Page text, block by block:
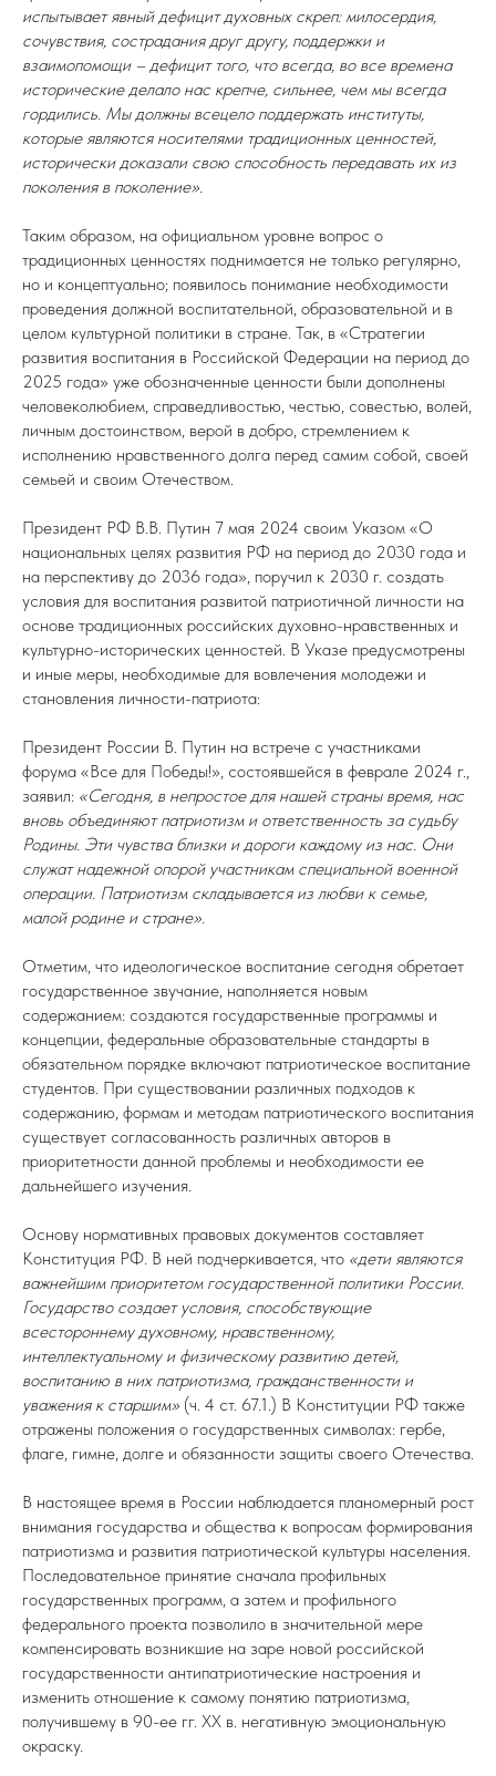
испытывает явный дефицит духовных скреп: милосердия,
сочувствия, сострадания друг другу, поддержки и
взаимопомощи – дефицит того, что всегда, во все времена
исторические делало нас крепче, сильнее, чем мы всегда
гордились. Мы должны всецело поддержать институты,
которые являются носителями традиционных ценностей,
исторически доказали свою способность передавать их из
поколения в поколение».
Таким образом, на официальном уровне вопрос о
традиционных ценностях поднимается не только регулярно,
но и концептуально; появилось понимание необходимости
проведения должной воспитательной, образовательной и в
целом культурной политики в стране. Так, в «Стратегии
развития воспитания в Российской Федерации на период до
2025 года» уже обозначенные ценности были дополнены
человеколюбием, справедливостью, честью, совестью, волей,
личным достоинством, верой в добро, стремлением к
исполнению нравственного долга перед самим собой, своей
семьей и своим Отечеством.
Президент РФ В.В. Путин 7 мая 2024 своим Указом «О
национальных целях развития РФ на период до 2030 года и
на перспективу до 2036 года», поручил к 2030 г. создать
условия для воспитания развитой патриотичной личности на
основе традиционных российских духовно-нравственных и
культурно-исторических ценностей. В Указе предусмотрены
и иные меры, необходимые для вовлечения молодежи и
становления личности-патриота:
Президент России В. Путин на встрече с участниками
форума «Все для Победы!», состоявшейся в феврале 2024 г.,
заявил: «Сегодня, в непростое для нашей страны время, нас
вновь объединяют патриотизм и ответственность за судьбу
Родины. Эти чувства близки и дороги каждому из нас. Они
служат надежной опорой участникам специальной военной
операции. Патриотизм складывается из любви к семье,
малой родине и стране».
Отметим, что идеологическое воспитание сегодня обретает
государственное звучание, наполняется новым
содержанием: создаются государственные программы и
концепции, федеральные образовательные стандарты в
обязательном порядке включают патриотическое воспитание
студентов. При существовании различных подходов к
содержанию, формам и методам патриотического воспитания
существует согласованность различных авторов в
приоритетности данной проблемы и необходимости ее
дальнейшего изучения.
Основу нормативных правовых документов составляет
Конституция РФ. В ней подчеркивается, что «дети являются
важнейшим приоритетом государственной политики России.
Государство создает условия, способствующие
всестороннему духовному, нравственному,
интеллектуальному и физическому развитию детей,
воспитанию в них патриотизма, гражданственности и
уважения к старшим» (ч. 4 ст. 67.1.) В Конституции РФ также
отражены положения о государственных символах: гербе,
флаге, гимне, долге и обязанности защиты своего Отечества.
В настоящее время в России наблюдается планомерный рост
внимания государства и общества к вопросам формирования
патриотизма и развития патриотической культуры населения.
Последовательное принятие сначала профильных
государственных программ, а затем и профильного
федерального проекта позволило в значительной мере
компенсировать возникшие на заре новой российской
государственности антипатриотические настроения и
изменить отношение к самому понятию патриотизма,
получившему в 90-ее гг. XX в. негативную эмоциональную
окраску.